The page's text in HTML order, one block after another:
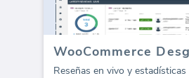
Reseñas en vivo y